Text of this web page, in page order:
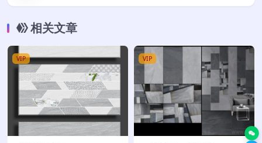
相关文章
VIP VIP